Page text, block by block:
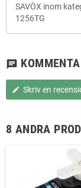
SAVÖX inom
1256TG
chat
edit Skriv en
8 ANDRA